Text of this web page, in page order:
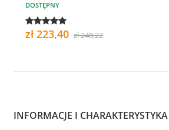
DOSTĘPNY
zł 223,40 zł 248,22
INFORMACJE I CHARAKTERYSTYKA